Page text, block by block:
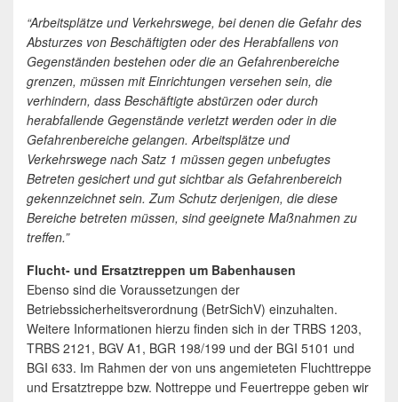
“Arbeitsplätze und Verkehrswege, bei denen die Gefahr des
Absturzes von Beschäftigten oder des Herabfallens von
Gegenständen bestehen oder die an Gefahrenbereiche
grenzen, müssen mit Einrichtungen versehen sein, die
verhindern, dass Beschäftigte abstürzen oder durch
herabfallende Gegenstände verletzt werden oder in die
Gefahrenbereiche gelangen. Arbeitsplätze und
Verkehrswege nach Satz 1 müssen gegen unbefugtes
Betreten gesichert und gut sichtbar als Gefahrenbereich
gekennzeichnet sein. Zum Schutz derjenigen, die diese
Bereiche betreten müssen, sind geeignete Maßnahmen zu
treffen.”
Flucht- und Ersatztreppen um Babenhausen
Ebenso sind die Voraussetzungen der
Betriebssicherheitsverordnung (BetrSichV) einzuhalten.
Weitere Informationen hierzu finden sich in der TRBS 1203,
TRBS 2121, BGV A1, BGR 198/199 und der BGI 5101 und
BGI 633. Im Rahmen der von uns angemieteten Fluchttreppe
und Ersatztreppe bzw. Nottreppe und Feuertreppe geben wir